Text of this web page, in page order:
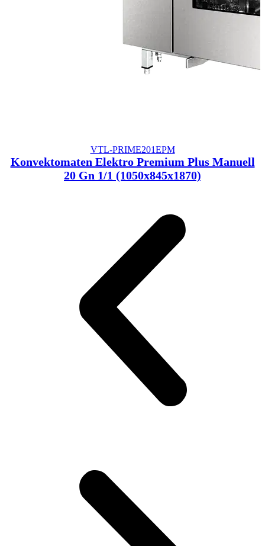
VTL-PRIME201EPM
Konvektomaten Elektro Premium Plus Manuell
20 Gn 1/1 (1050x845x1870)